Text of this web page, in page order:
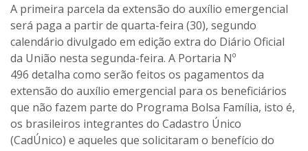
A primeira parcela da extensão do auxílio emergencial
será paga a partir de quarta-feira (30), segundo
calendário divulgado em edição extra do Diário Oficial
da União nesta segunda-feira. A Portaria Nº
496 detalha como serão feitos os pagamentos da
extensão do auxílio emergencial para os beneficiários
que não fazem parte do Programa Bolsa Família, isto é,
os brasileiros integrantes do Cadastro Único
(CadÚnico) e aqueles que solicitaram o benefício do